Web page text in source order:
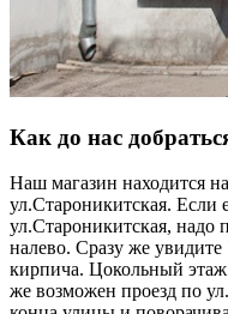
Как до нас
Наш магазин находится
ул.Староникитская. Если
ул.Староникитская, надо
налево. Сразу же
кирпича. Цокольный
же возможен проезд по